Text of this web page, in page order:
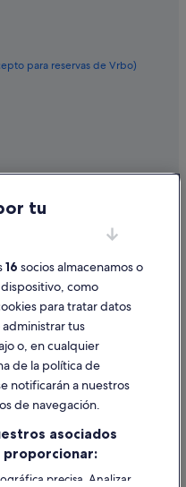
para reservas de Vrbo)
contenido
vacacional
tu
16 socios almacenamos o
como
para tratar datos
tus
o, en cualquier
de la política de
notificarán a nuestros
de navegación.
asociados
precisa. Analizar